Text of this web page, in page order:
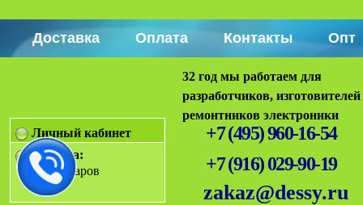
Доставка Оплата Контакты Опт
32 год мы работаем для
разработчиков,
ремонтников электроники
+7 (495) 960-16-54
+7 (916) 029-90-19
zakaz@dessy.ru
Личный кабинет
Корзина:
Нет товаров